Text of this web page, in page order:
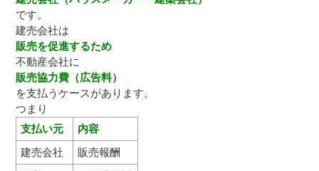
です。
建売会社は
販売を促進するため
不動産会社に
販売協力費（広告料）
を支払うケースがあります。
つまり
支払い元
内容
建売会社 販売報酬